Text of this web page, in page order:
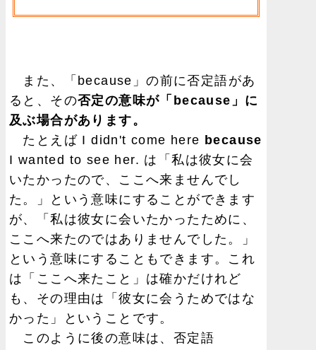
また、「because」の前に否定語があ
ると、その否定の意味が「because」に
及ぶ場合があります。
たとえば I didn't come here because
I wanted to see her. は「私は彼女に会
いたかったので、ここへ来ませんでし
た。」という意味にすることができます
が、「私は彼女に会いたかったために、
ここへ来たのではありませんでした。」
という意味にすることもできます。これ
は「ここへ来たこと」は確かだけれど
も、その理由は「彼女に会うためではな
かった」ということです。
このように後の意味は、否定語